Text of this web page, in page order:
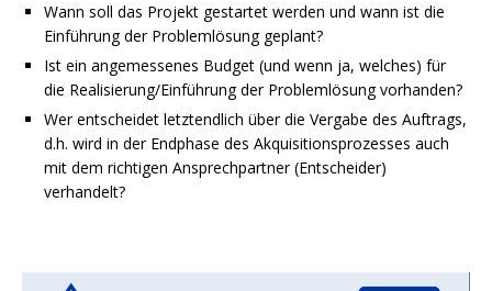
Wann soll das Projekt gestartet werden und wann ist die
Einführung der Problemlösung geplant?
Ist ein angemessenes Budget (und wenn ja, welches) für
die Realisierung/Einführung der Problemlösung vorhanden?
Wer entscheidet letztendlich über die Vergabe des Auftrags,
d.h. wird in der Endphase des Akquisitionsprozesses auch
mit dem richtigen Ansprechpartner (Entscheider)
verhandelt?